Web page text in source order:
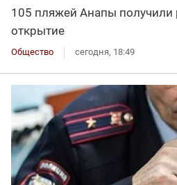
105 пляжей Анапы получили
открытие
Общество сегодня, 18:49